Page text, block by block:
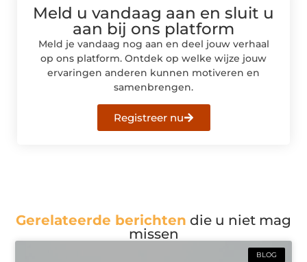
Meld u vandaag aan en sluit u
aan bij ons platform
Meld je vandaag nog aan en deel jouw verhaal
op ons platform. Ontdek op welke wijze jouw
ervaringen anderen kunnen motiveren en
samenbrengen.
Registreer nu
Gerelateerde berichten die u niet mag
missen
BLOG